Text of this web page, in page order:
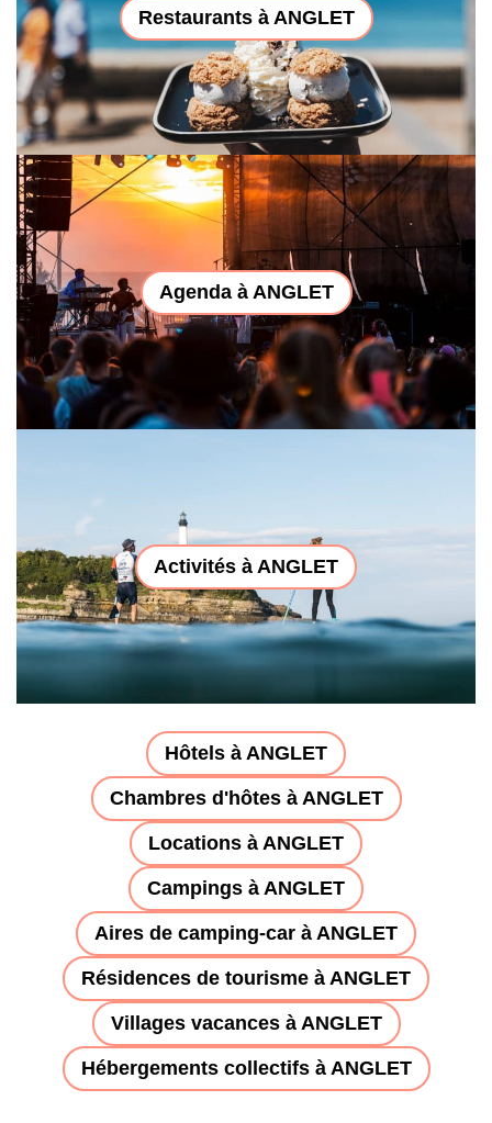
Restaurants à ANGLET
Agenda à ANGLET
Activités à ANGLET
Hôtels à ANGLET
Chambres d'hôtes à ANGLET
Locations à ANGLET
Campings à ANGLET
Aires de camping-car à ANGLET
Résidences de tourisme à ANGLET
Villages vacances à ANGLET
Hébergements collectifs à ANGLET